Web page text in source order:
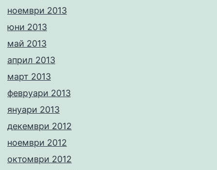
ноември 2013
юни 2013
май 2013
април 2013
март 2013
февруари 2013
януари 2013
декември 2012
ноември 2012
октомври 2012